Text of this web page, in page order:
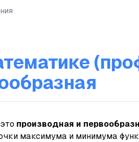
производная и
максимума и минимума